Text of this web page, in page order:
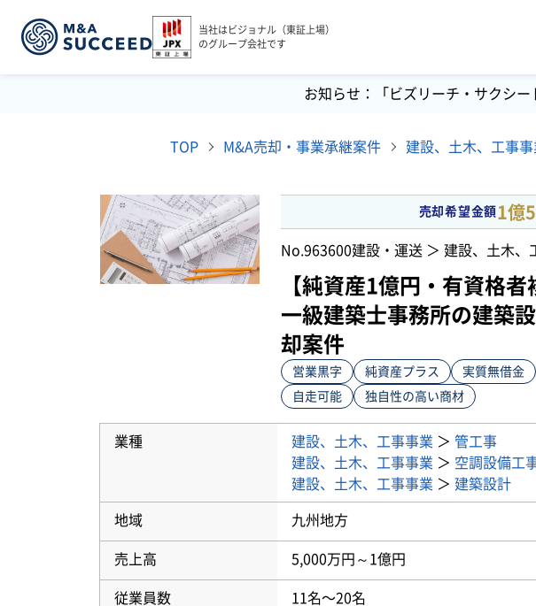
当社はビジョナル（東証上場）
のグループ会社です
お知らせ：「ビズリーチ・サクシ
TOP M&A売却・事業承継案件 建設、土木、工事事
売却希望金額 1億
No.963600建設・運送 ＞ 建設、土木、
【純資産1億円・有資格
一級建築士事務所の建築
却案件
営業黒字 純資産プラス 実質無借金
自走可能
独自性の高い商材
業種 建設、土木、工事事業 ＞ 管工事
建設、土木、工事事業 ＞ 空調設備工
建設、土木、工事事業 ＞ 建築設計
地域 九州地方
売上高 5,000万円～1億円
従業員数 11名〜20名